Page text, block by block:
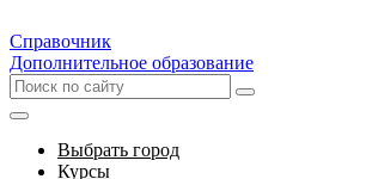
Справочник
Дополнительное образование
Выбрать город
Курсы